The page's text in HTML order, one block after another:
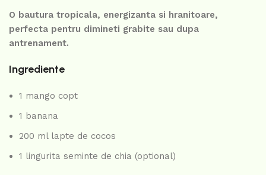
O bautura tropicala, energizanta si hranitoare,
perfecta pentru dimineti grabite sau dupa
antrenament.
Ingrediente
1 mango copt
1 banana
200 ml lapte de cocos
1 lingurita seminte de chia (optional)